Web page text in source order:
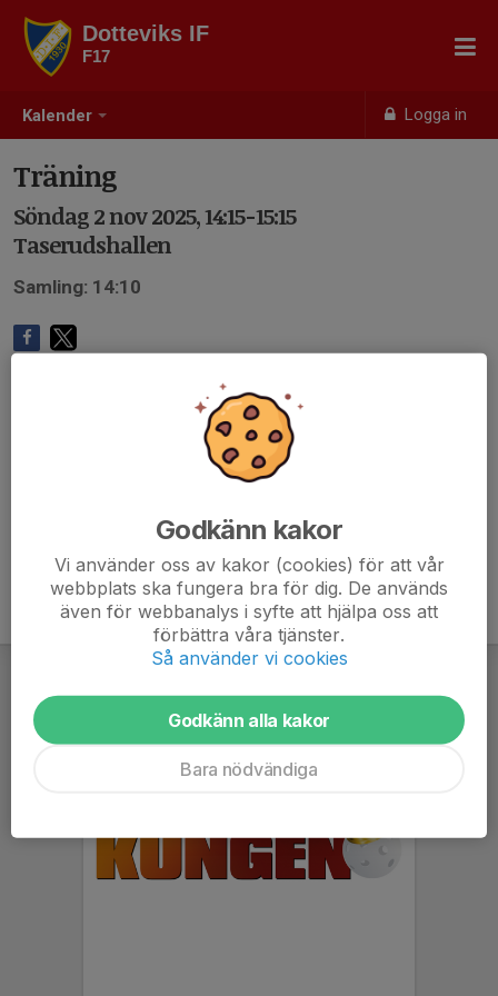
Kalender Logga in
Dotteviks IF
F17
Träning
Söndag 2 nov 2025, 14:15-15:15
Taserudshallen
Samling: 14:10
Godkänn kakor
Vi använder oss av kakor (cookies) för att vår
webbplats ska fungera bra för dig. De används
även för webbanalys i syfte att hjälpa oss att
förbättra våra tjänster.
Så använder vi cookies
Godkänn alla kakor
Bara nödvändiga